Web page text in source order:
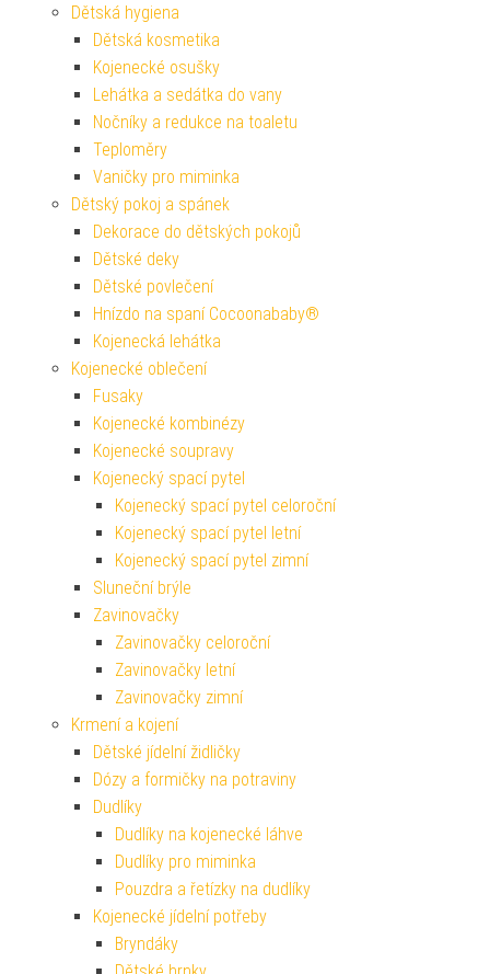
Dětská hygiena
Dětská kosmetika
Kojenecké osušky
Lehátka a sedátka do vany
Nočníky a redukce na toaletu
Teploměry
Vaničky pro miminka
Dětský pokoj a spánek
Dekorace do dětských pokojů
Dětské deky
Dětské povlečení
Hnízdo na spaní Cocoonababy®
Kojenecká lehátka
Kojenecké oblečení
Fusaky
Kojenecké kombinézy
Kojenecké soupravy
Kojenecký spací pytel
Kojenecký spací pytel celoroční
Kojenecký spací pytel letní
Kojenecký spací pytel zimní
Sluneční brýle
Zavinovačky
Zavinovačky celoroční
Zavinovačky letní
Zavinovačky zimní
Krmení a kojení
Dětské jídelní židličky
Dózy a formičky na potraviny
Dudlíky
Dudlíky na kojenecké láhve
Dudlíky pro miminka
Pouzdra a řetízky na dudlíky
Kojenecké jídelní potřeby
Bryndáky